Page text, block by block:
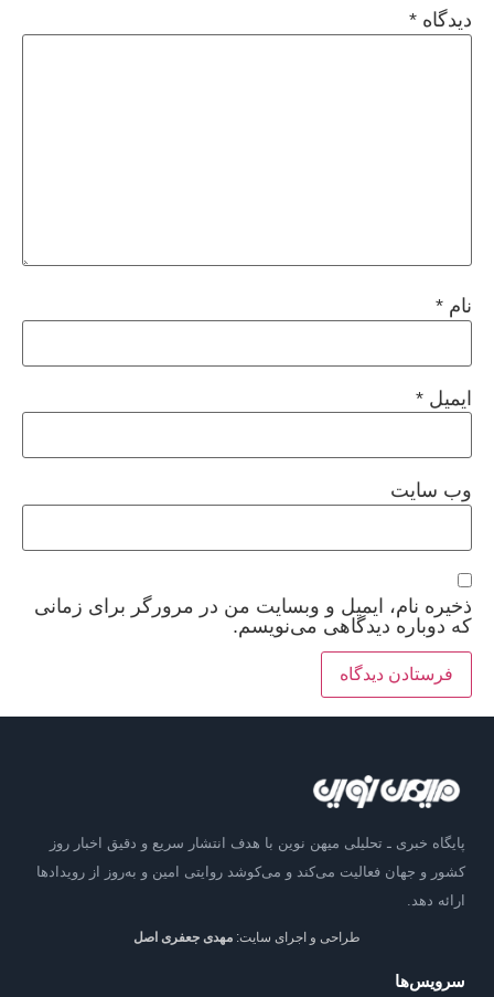
دیدگاه *
نام *
ایمیل *
وب‌ سایت
ذخیره نام، ایمیل و وبسایت من در مرورگر برای زمانی
که دوباره دیدگاهی می‌نویسم.
پایگاه خبری ـ تحلیلی میهن نوین با هدف انتشار سریع و دقیق اخبار روز
کشور و جهان فعالیت می‌کند و می‌کوشد روایتی امین و به‌روز از رویدادها
ارائه دهد.
طراحی و اجرای سایت: مهدی جعفری اصل
سرویس‌ها